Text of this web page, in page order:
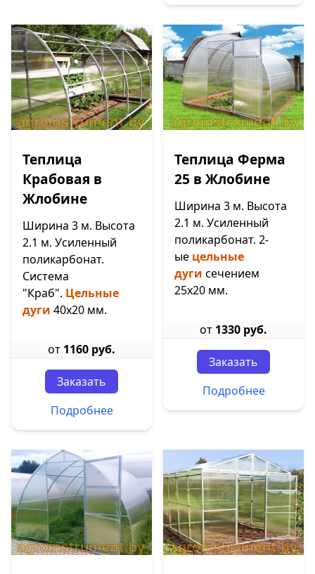
Теплица
Крабовая в
Жлобине
Ширина 3 м. Высота
2.1 м. Усиленный
поликарбонат.
Система
"Краб". Цельные
дуги 40х20 мм.
от 1160 руб.
Заказать
Подробнее
Теплица Ферма
25 в Жлобине
Ширина 3 м. Высота
2.1 м. Усиленный
поликарбонат. 2-
ые цельные
дуги сечением
25х20 мм.
от 1330 руб.
Заказать
Подробнее